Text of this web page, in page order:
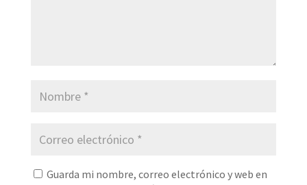
Guarda mi nombre, correo electrónico y web en